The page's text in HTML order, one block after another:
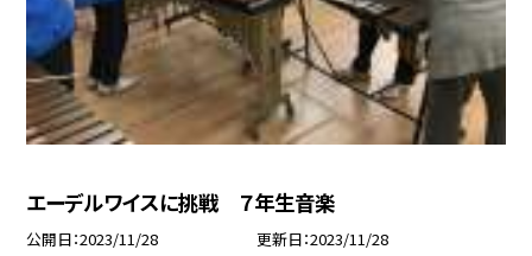
エーデルワイスに挑戦 ７年生音楽
公開日 2023/11/28 更新日 2023/11/28